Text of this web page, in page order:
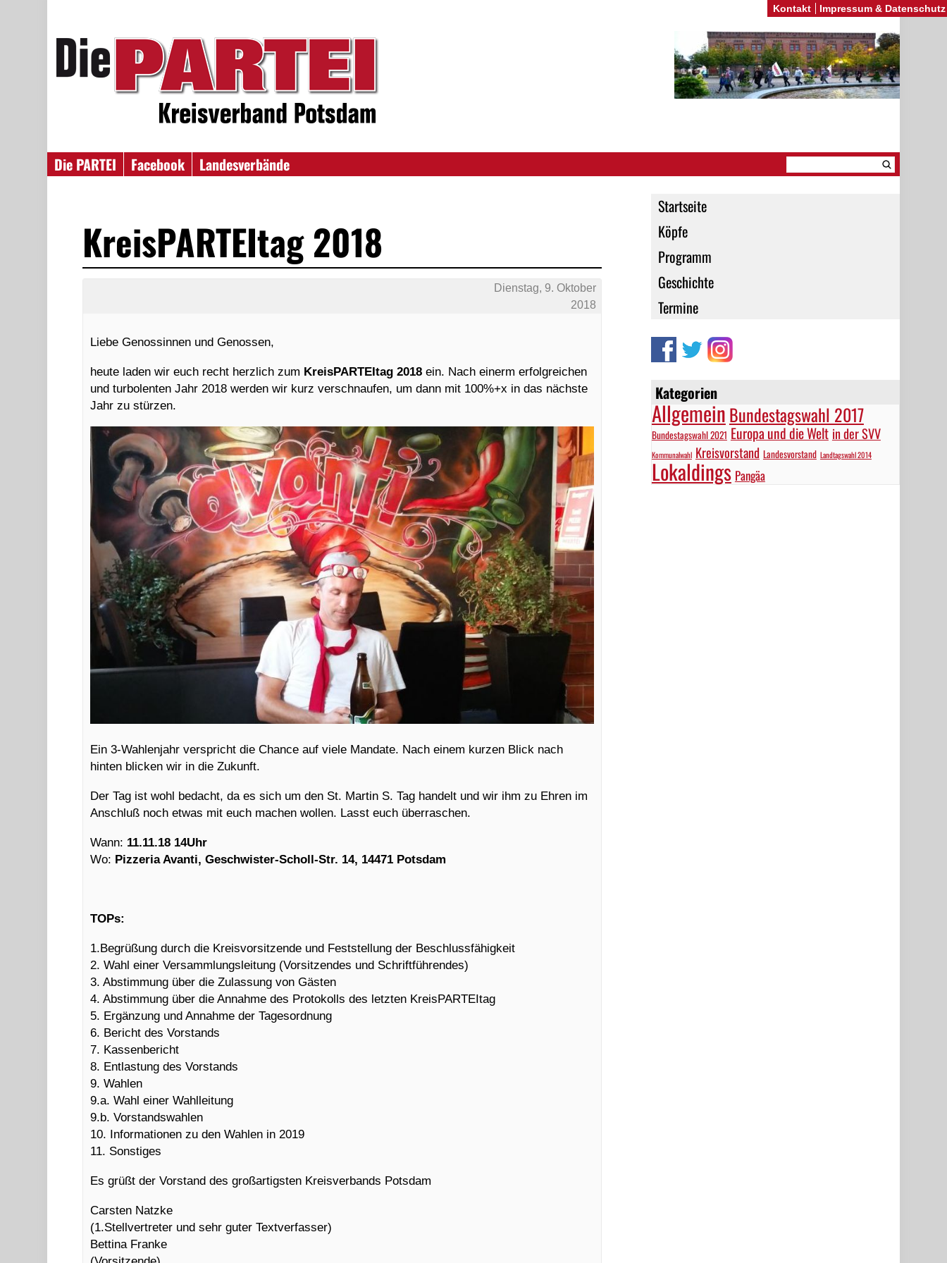
Die PARTEI Facebook
Landesverbände
Startseite
Köpfe
Programm
Geschichte
Termine
Kategorien
AllgemeinBundestagswahl 2017
Bundestagswahl 2021 Europa und die Welt in der SVV
Kommunalwahl Kreisvorstand Landesvorstand Landtagswahl 2014
Lokaldings Pangäa
KreisPARTEItag 2018
Dienstag, 9. Oktober
2018
Liebe Genossinnen und Genossen,
heute laden wir euch recht herzlich zum KreisPARTEItag 2018 ein. Nach einerm erfolgreichen
und turbolenten Jahr 2018 werden wir kurz verschnaufen, um dann mit 100%+x in das nächste
Jahr zu stürzen.
Ein 3-Wahlenjahr verspricht die Chance auf viele Mandate. Nach einem kurzen Blick nach
hinten blicken wir in die Zukunft.
Der Tag ist wohl bedacht, da es sich um den St. Martin S. Tag handelt und wir ihm zu Ehren im
Anschluß noch etwas mit euch machen wollen. Lasst euch überraschen.
Wann: 11.11.18 14Uhr
Wo: Pizzeria Avanti, Geschwister-Scholl-Str. 14, 14471 Potsdam
TOPs:
1.Begrüßung durch die Kreisvorsitzende und Feststellung der Beschlussfähigkeit
2. Wahl einer Versammlungsleitung (Vorsitzendes und Schriftführendes)
3. Abstimmung über die Zulassung von Gästen
4. Abstimmung über die Annahme des Protokolls des letzten KreisPARTEItag
5. Ergänzung und Annahme der Tagesordnung
6. Bericht des Vorstands
7. Kassenbericht
8. Entlastung des Vorstands
9. Wahlen
9.a. Wahl einer Wahlleitung
9.b. Vorstandswahlen
10. Informationen zu den Wahlen in 2019
11. Sonstiges
Es grüßt der Vorstand des großartigsten Kreisverbands Potsdam
Carsten Natzke
(1.Stellvertreter und sehr guter Textverfasser)
Bettina Franke
Kontakt Impressum & Datenschutz